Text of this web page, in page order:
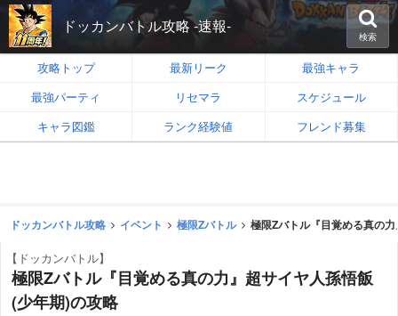
ドッカンバトル攻略 -速報-
検索
攻略トップ 最新リーク
最強キャラ
最強パーティ
リセマラ
スケジュール
キャラ図鑑
ランク経験値 フレンド募集
ドッカンバトル攻略 イベント 極限Zバトル 極限Zバトル『目覚める真の
【ドッカンバトル】
極限Zバトル『目覚める真の力』超サイヤ人孫悟飯
(少年期)の攻略